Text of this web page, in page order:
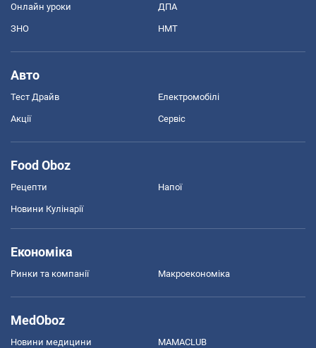
Онлайн уроки ДПА
ЗНО НМТ
Авто
Тест Драйв Електромобілі
Акції Сервіс
Food Oboz
Рецепти Напої
Новини Кулінарії
Економіка
Ринки та компанії Макроекономіка
MedOboz
Новини медицини MAMACLUB